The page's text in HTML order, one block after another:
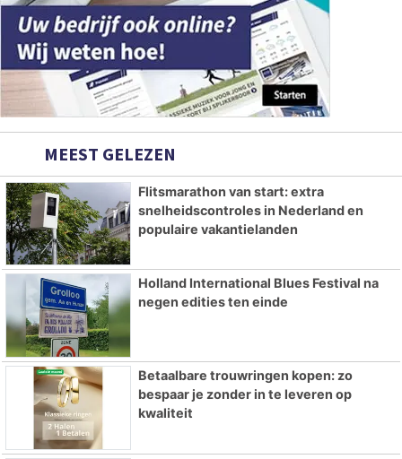
MEEST GELEZEN
Flitsmarathon van start: extra
snelheidscontroles in Nederland en
populaire vakantielanden
Holland International Blues Festival na
negen edities ten einde
Betaalbare trouwringen kopen: zo
bespaar je zonder in te leveren op
kwaliteit